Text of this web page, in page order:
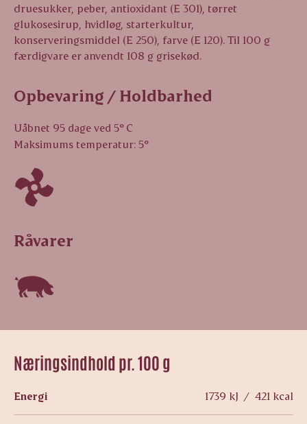
Næringsindhold pr. 100 g
Energi 1739 kJ / 421 kcal
druesukker, peber, antioxidant (E 301), tørret
glukosesirup, hvidløg, starterkultur,
konserveringsmiddel (E 250), farve (E 120). Til 100 g
færdigvare er anvendt 108 g grisekød.
Opbevaring / Holdbarhed
Uåbnet 95 dage ved 5° C
Maksimums temperatur: 5°
Råvarer